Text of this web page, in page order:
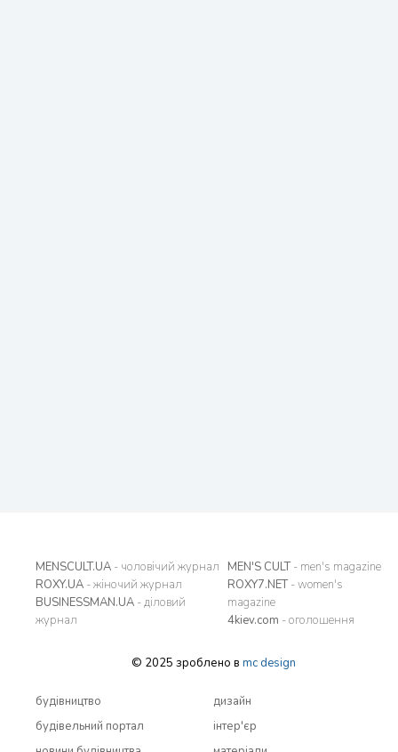
MENSCULT.UA - чоловічий журнал
ROXY.UA - жіночий журнал
BUSINESSMAN.UA - діловий
журнал
MEN'S CULT- men's magazine
ROXY7.NET- women's
magazine
4kiev.com - оголошення
© 2025 зроблено в mc design
будівництво
будівельний портал
дизайн
інтер'єр